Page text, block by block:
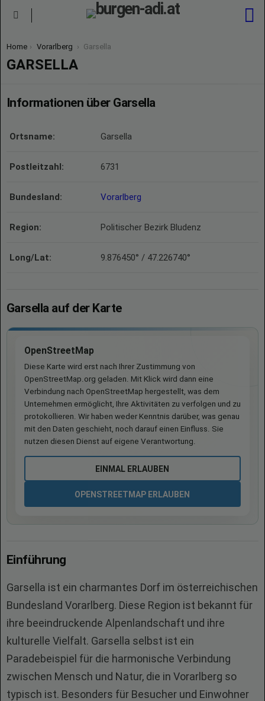
You are here:
Home Vorarlberg Garsella
GARSELLA
Informationen über Garsella
Ortsname: Garsella
Postleitzahl: 6731
Bundesland: Vorarlberg
Region: Politischer Bezirk Bludenz
Long/Lat: 9.876450° / 47.226740°
Garsella auf der Karte
OpenStreetMap
Diese Karte wird erst nach Ihrer Zustimmung von
OpenStreetMap.org geladen. Mit Klick wird dann eine
Verbindung nach OpenStreetMap hergestellt, was dem
Unternehmen ermöglicht, Ihre Aktivitäten zu verfolgen und zu
protokollieren. Wir haben weder Kenntnis darüber, was genau
mit den Daten geschieht, noch darauf einen Einfluss. Sie
nutzen diesen Dienst auf eigene Verantwortung.
EINMAL ERLAUBEN
OPENSTREETMAP ERLAUBEN
Einführung
Garsella ist ein charmantes Dorf im österreichischen
Bundesland Vorarlberg. Diese Region ist bekannt für
ihre beeindruckende Alpenlandschaft und ihre
kulturelle Vielfalt. Garsella selbst ist ein
Paradebeispiel für die harmonische Verbindung
zwischen Mensch und Natur, die in Vorarlberg so
typisch ist. Besonders für Besucher und Einwohner